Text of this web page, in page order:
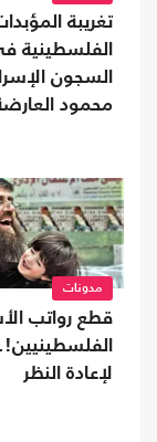
تغريبة
الفلسطينية
السجون
محمود
مدونات
قطع رواتب
لإعادة النظر